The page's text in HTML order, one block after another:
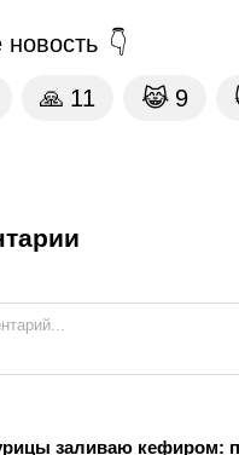
🙏 11 😹 9
заливаю кефиром: